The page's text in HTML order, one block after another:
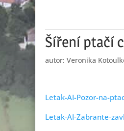
Šíření ptačí
autor: Veronika
Letak-AI-Pozor-na-
Letak-AI-Zabrante-